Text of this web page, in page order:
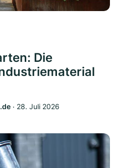
Die
‧ 28. Juli 2026